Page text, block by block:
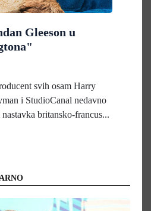
Gleeson u
svih osam Harry
i StudioCanal nedavno
britansko-francus...